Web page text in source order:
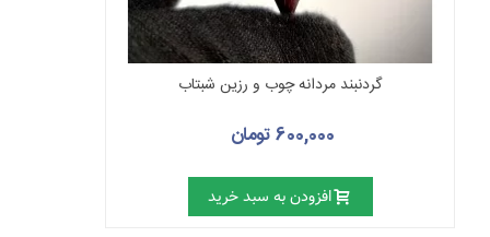
گردنبند مردانه چوب و رزین شبتاب
600,000 تومان
افزودن به سبد خرید